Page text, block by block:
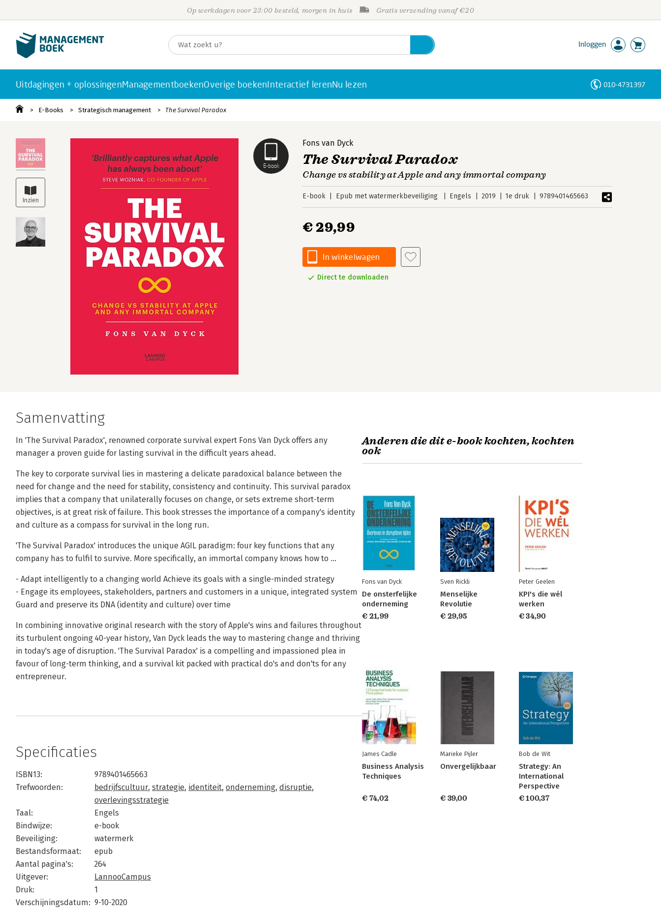
Op werkdagen voor 23:00 besteld, morgen in huis Gratis verzending vanaf €20
Inloggen
Uitdagingen + oplossingenManagementboekenOverige boekenInteractief lerenNu lezen 010-4731397
E-Books Strategisch management The Survival Paradox
E-book
Fons van Dyck
The Survival Paradox
Change vs stability at Apple and any immortal company
E-book Epub met watermerkbeveiliging Engels 2019 1e druk 9789401465663
€ 29,99
In winkelwagen
Direct te downloaden
Samenvatting
In 'The Survival Paradox', renowned corporate survival expert Fons Van Dyck offers any
manager a proven guide for lasting survival in the difficult years ahead.
The key to corporate survival lies in mastering a delicate paradoxical balance between the
need for change and the need for stability, consistency and continuity. This survival paradox
implies that a company that unilaterally focuses on change, or sets extreme short-term
objectives, is at great risk of failure. This book stresses the importance of a company's identity
and culture as a compass for survival in the long run.
'The Survival Paradox' introduces the unique AGIL paradigm: four key functions that any
company has to fulfil to survive. More specifically, an immortal company knows how to ...
- Adapt intelligently to a changing world Achieve its goals with a single-minded strategy
- Engage its employees, stakeholders, partners and customers in a unique, integrated system
Guard and preserve its DNA (identity and culture) over time
In combining innovative original research with the story of Apple's wins and failures throughout
its turbulent ongoing 40-year history, Van Dyck leads the way to mastering change and thriving
in today's age of disruption. 'The Survival Paradox' is a compelling and impassioned plea in
favour of long-term thinking, and a survival kit packed with practical do's and don'ts for any
entrepreneur.
Specificaties
ISBN13:
9789401465663
Trefwoorden:
bedrijfscultuur, strategie, identiteit, onderneming, disruptie,
overlevingsstrategie
Taal:
Engels
Bindwijze:
e-book
Beveiliging:
watermerk
Bestandsformaat:
epub
Aantal pagina's:
264
Uitgever:
LannooCampus
Druk:
1
Verschijningsdatum: 9-10-2020
Anderen die dit e-book kochten, kochten
ook
Fons van Dyck
De onsterfelijke
onderneming
€ 21,99
Sven Rickli
Menselijke
Revolutie
€ 29,95
Peter Geelen
KPI's die wél
werken
€ 34,90
James Cadle
Business Analysis
Techniques
€ 74,02
Marieke Pijler
Onvergelijkbaar
€ 39,00
Bob de Wit
Strategy: An
International
Perspective
€ 100,37
Personen